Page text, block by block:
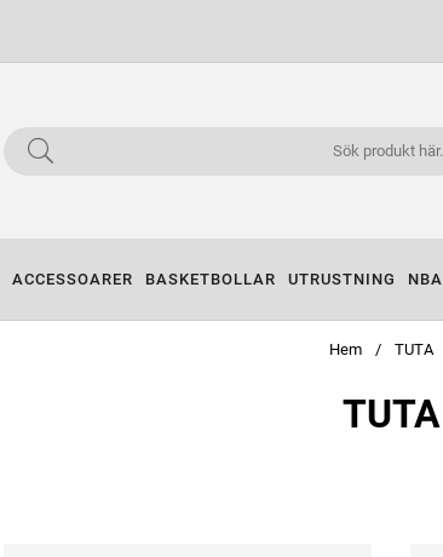
ACCESSOARER BASKETBOLLAR UTRUSTNING NBA
Hem TUTA
TUTA